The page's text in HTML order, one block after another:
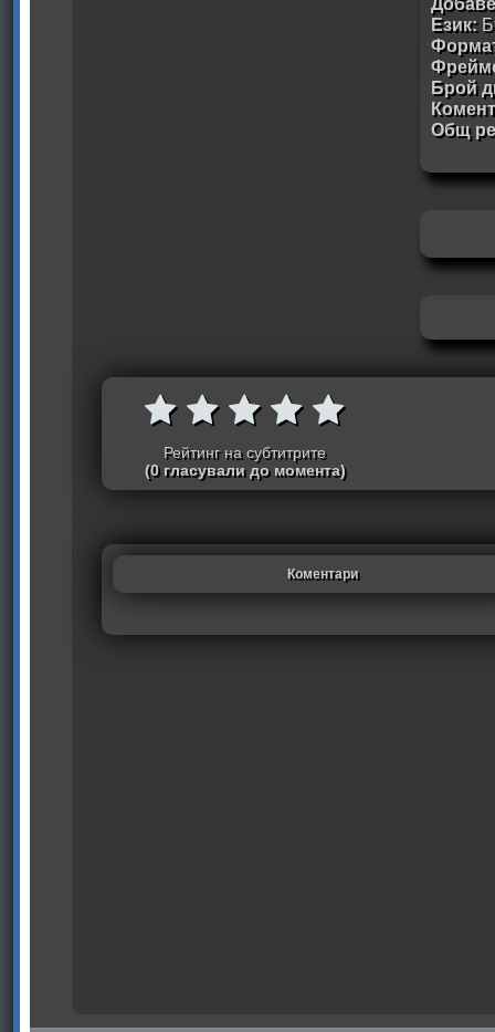
Език:
Брой
Общ
Рейтинг на субтитрите
(0 гласували до момента)
Коментари